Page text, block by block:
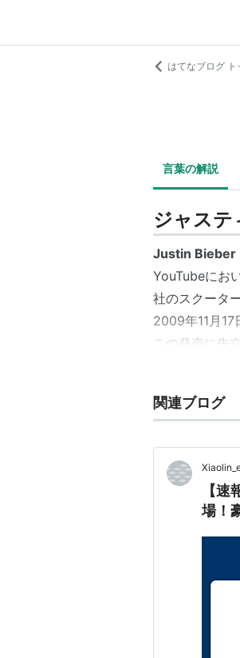
はてなブログ ト
言葉の解説
ジャステ
Justin Bieber
YouTubeにお
社のスクータ
2009年11月17
この発売に先
られたシング
Twitterのフォ
時点）
関連ブログ
【
場！